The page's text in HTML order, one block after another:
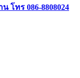
โทร 086-8808024